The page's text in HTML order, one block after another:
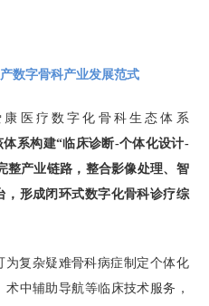
数字骨科产业发展范式
医疗数字化骨科生态体系
体系构建“临床诊断-个体化设计-
整产业链路，整合影像处理、智
形成闭环式数字化骨科诊疗综
为复杂疑难骨科病症制定个体化
中辅助导航等临床技术服务，